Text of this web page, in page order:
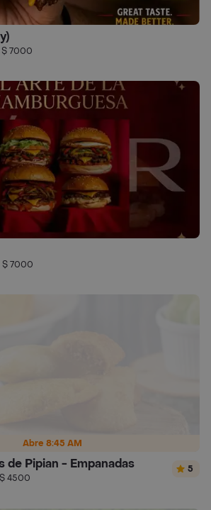
$ 7000
$ 7000
Abre 8:45 AM
de Pipian - Empanadas
$ 4500
5